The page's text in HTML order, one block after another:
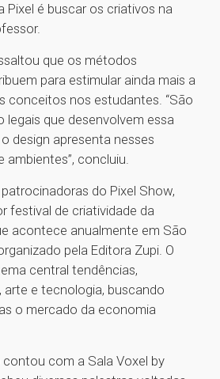
Pixel é buscar os criativos na
que os métodos
para estimular ainda mais a
conceitos nos estudantes. “São
que desenvolvem essa
design apresenta nesses
ambientes”, concluiu.
do Pixel Show,
festival de criatividade da
acontece anualmente em São
pela Editora Zupi. O
central tendências,
arte e tecnologia, buscando
o mercado da economia
com a Sala Voxel by